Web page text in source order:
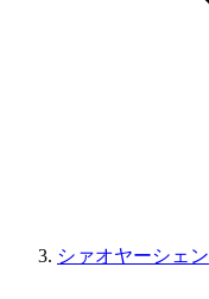
シァオヤーシェン